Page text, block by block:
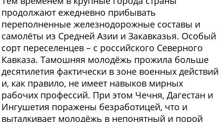
продолжают ежедневно прибывать
переполненные железнодорожные составы и
самолёты из Средней Азии и Закавказья. Особый
сорт переселенцев – с российского Северного
Кавказа. Тамошняя молодёжь прожила больше
десятилетия фактически в зоне военных действий
и, как правило, не имеет навыков мирных
рабочих профессий. При этом Чечня, Дагестан и
Ингушетия поражены безработицей, что и
выталкивает молодёжь в непонятный и порой